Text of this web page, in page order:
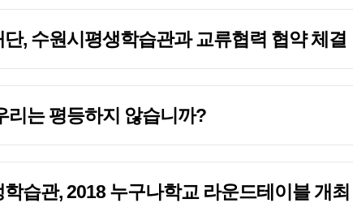
, 수원시평생학습관과 교류협력 협약 체결
리는 평등하지 않습니까?
습관, 2018 누구나학교 라운드테이블 개최